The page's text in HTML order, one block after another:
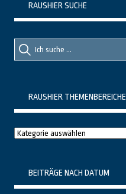
RAUSHIER SUCHE
Suche
nach::
Suche
nach:
RAUSHIER THEMENBEREICHE
Raushier
BEITRÄGE NACH DATUM